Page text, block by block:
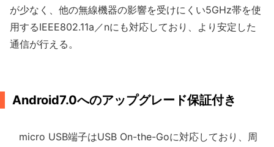
が少なく、他の無線機器の影響を受けにくい5GHz帯を使
用するIEEE802.11a／nにも対応しており、より安定した
通信が行える。
Android7.0へのアップグレード保証付き
micro USB端子はUSB On-the-Goに対応しており、周